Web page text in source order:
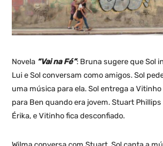
Novela “Vai na Fé”: Bruna sugere que Sol
Lui e Sol conversam como amigos. Sol
uma música para ela. Sol entrega a
para Ben quando era jovem. Stuart
Érika, e Vitinho fica desconfiado.